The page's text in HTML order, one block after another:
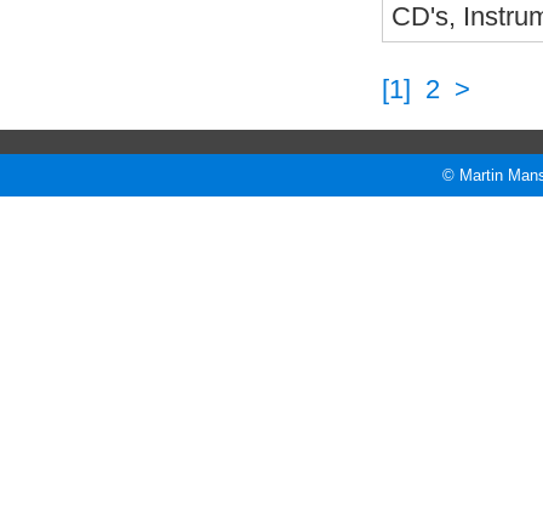
CD's,
[1] 2 >
© Martin